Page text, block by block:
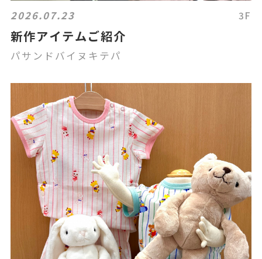
2026.07.23 3F
新作アイテムご紹介
パサンドバイヌキテパ